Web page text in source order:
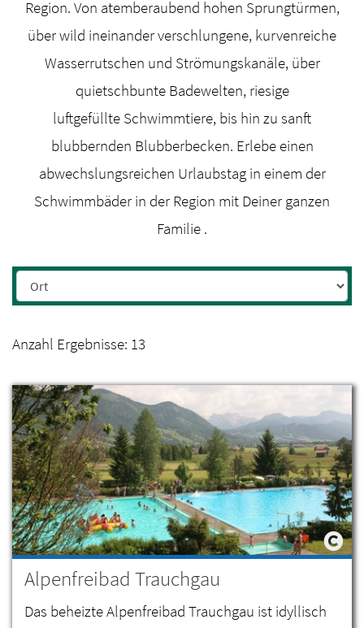
Region. Von atemberaubend hohen Sprungtürmen,
über wild ineinander verschlungene, kurvenreiche
Wasserrutschen und Strömungskanäle, über
quietschbunte Badewelten, riesige
luftgefüllte Schwimmtiere, bis hin zu sanft
blubbernden Blubberbecken. Erlebe einen
abwechslungsreichen Urlaubstag in einem der
Schwimmbäder in der Region mit Deiner ganzen
Familie .
Anzahl Ergebnisse: 13
Alpenfreibad Trauchgau
Das beheizte Alpenfreibad Trauchgau ist idyllisch